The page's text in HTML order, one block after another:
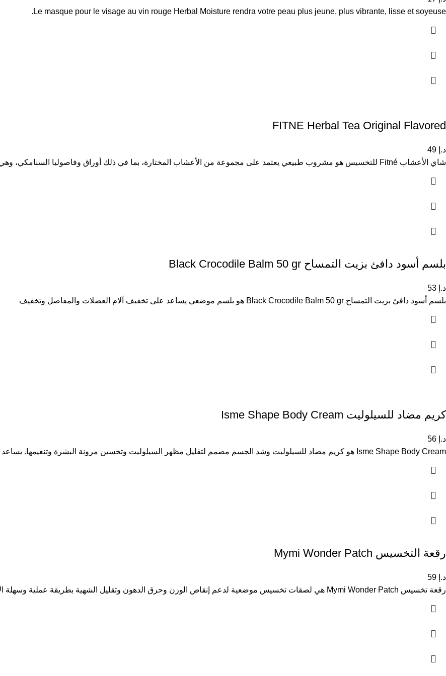
Le masque pour le visage au vin rouge Herbal Moisture rendra votre peau plus jeune, plus vibrante, lisse et soyeuse.
FITNE Herbal Tea Original Flavored
د.إ
شاي الأعشاب Fitné للتخسيس هو مشروب طبيعي يعتمد على مجموعة من الأعشاب المختارة، بما في ذلك أوراق وفاصوليا السنامكي، وهي
بلسم أسود دافئ بزيت التمساح Black Crocodile Balm 50 gr
د.إ
بلسم أسود دافئ بزيت التمساح Black Crocodile Balm 50 gr هو بلسم موضعي يساعد على تخفيف آلام العضلات والمفاصل وتخفيف
كريم مضاد للسيلوليت Isme Shape Body Cream
د.إ
Isme Shape Body Cream هو كريم مضاد للسيلوليت وشد الجسم مصمم لتقليل مظهر السيلوليت وتحسين مرونة البشرة وتنعيمها. يساعد على
رقعة التخسيس Mymi Wonder Patch
د.إ
رقعة تخسيس Mymi Wonder Patch هي لصقات تخسيس موضعية لدعم إنقاص الوزن وحرق الدهون وتقليل الشهية بطريقة عملية وسهلة الاستخدام.